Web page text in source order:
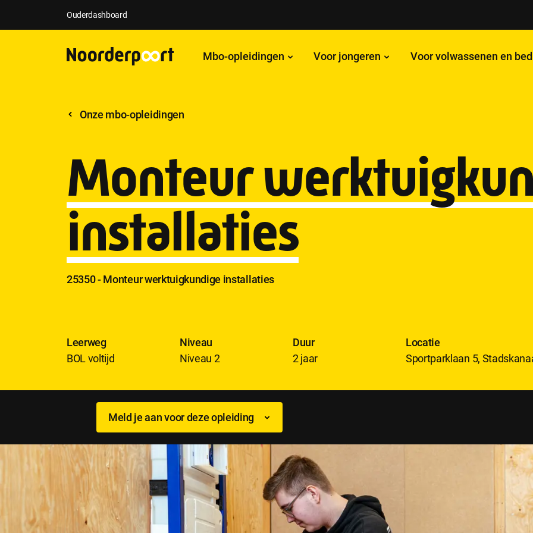
Ouderdashboard
Mbo-opleidingen Voor jongeren Voor volwassenen en
Onze mbo-opleidingen
Monteur
installaties
25350 - Monteur werktuigkundige installaties
Leerweg
BOL voltijd
Niveau
Niveau 2
Duur
2 jaar
Locatie
Sportparklaan 5,
Meld je aan voor deze opleiding